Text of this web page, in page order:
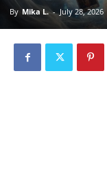
By Mika L. - July 28, 2026